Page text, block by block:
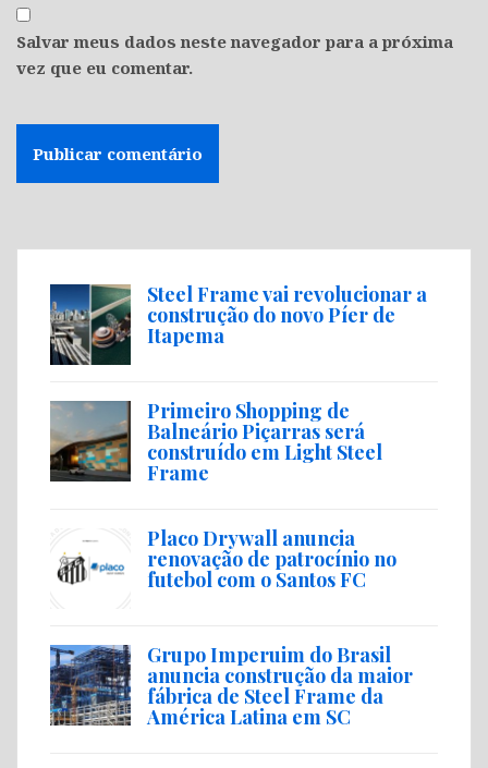
Salvar meus dados neste navegador para a próxima
vez que eu comentar.
Steel Frame vai revolucionar a
construção do novo Píer de
Itapema
Primeiro Shopping de
Balneário Piçarras será
construído em Light Steel
Frame
Placo Drywall anuncia
renovação de patrocínio no
futebol com o Santos FC
Grupo Imperuim do Brasil
anuncia construção da maior
fábrica de Steel Frame da
América Latina em SC